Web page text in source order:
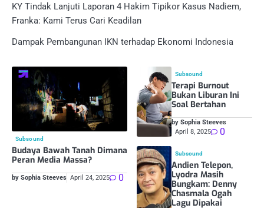
KY Tindak Lanjuti Laporan 4 Hakim Tipikor Kasus Nadiem,
Franka: Kami Terus Cari Keadilan
Dampak Pembangunan IKN terhadap Ekonomi Indonesia
Subsound
Budaya Bawah Tanah Dimana
Peran Media Massa?
by Sophia Steeves April 24, 2025 0
Subsound
Terapi Burnout
Bukan Liburan Ini
Soal Bertahan
by Sophia Steeves
April 8, 2025
0
Subsound
Andien Telepon,
Lyodra Masih
Bungkam: Denny
Chasmala Ogah
Lagu Dipakai